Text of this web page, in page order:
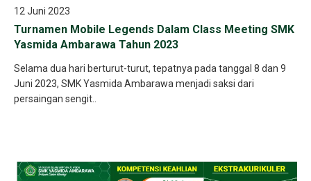
12 Juni 2023
Turnamen Mobile Legends Dalam Class Meeting SMK
Yasmida Ambarawa Tahun 2023
Selama dua hari berturut-turut, tepatnya pada tanggal 8 dan 9
Juni 2023, SMK Yasmida Ambarawa menjadi saksi dari
persaingan sengit..